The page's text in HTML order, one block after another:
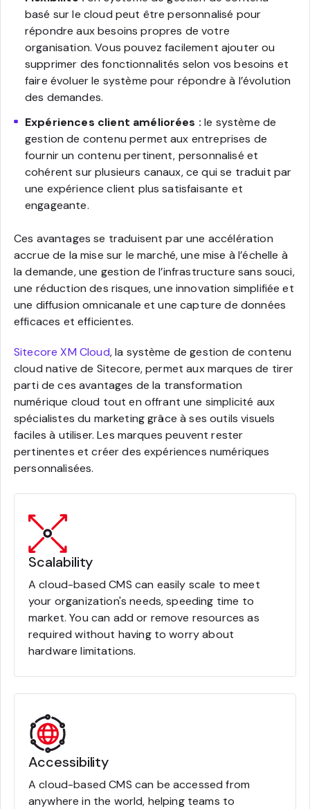
basé sur le cloud peut être personnalisé pour
répondre aux besoins propres de votre
organisation. Vous pouvez facilement ajouter ou
supprimer des fonctionnalités selon vos besoins et
faire évoluer le système pour répondre à l’évolution
des demandes.
Expériences client améliorées :le système de
gestion de contenu permet aux entreprises de
fournir un contenu pertinent, personnalisé et
cohérent sur plusieurs canaux, ce qui se traduit par
une expérience client plus satisfaisante et
engageante.
Ces avantages se traduisent par une accélération
accrue de la mise sur le marché, une mise à l’échelle à
la demande, une gestion de l’infrastructure sans souci,
une réduction des risques, une innovation simplifiée et
une diffusion omnicanale et une capture de données
efficaces et efficientes.
Sitecore XM Cloud, la système de gestion de contenu
cloud native de Sitecore, permet aux marques de tirer
parti de ces avantages de la transformation
numérique cloud tout en offrant une simplicité aux
spécialistes du marketing grâce à ses outils visuels
faciles à utiliser. Les marques peuvent rester
pertinentes et créer des expériences numériques
personnalisées.
Scalability
A cloud-based CMS can easily scale to meet
your organization's needs, speeding time to
market. You can add or remove resources as
required without having to worry about
hardware limitations.
Accessibility
A cloud-based CMS can be accessed from
anywhere in the world, helping teams to